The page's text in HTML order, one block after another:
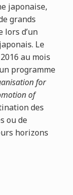
japonaise,
grands
lors d’un
Le
au mois
programme
for
of
des
ou de
horizons